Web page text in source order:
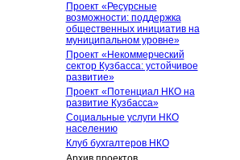
Проект «Ресурсные
возможности: поддержка
общественных инициатив на
муниципальном уровне»
Проект «Некоммерческий
сектор Кузбасса: устойчивое
развитие»
Проект «Потенциал НКО на
развитие Кузбасса»
Социальные услуги НКО
населению
Клуб бухгалтеров НКО